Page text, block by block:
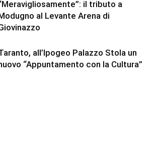
il tributo a
al Levante Arena di
all’Ipogeo Palazzo Stola un
“Appuntamento con la Cultura”